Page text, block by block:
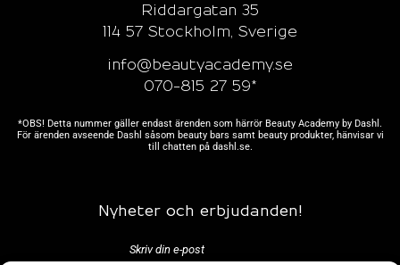
Riddargatan 35
114 57 Stockholm, Sverige
info@beautyacademy.se
070-815 27 59*
*OBS! Detta nummer gäller endast ärenden som härrör Beauty Academy by Dashl.
För ärenden avseende Dashl såsom beauty bars samt beauty produkter, hänvisar vi
till chatten på dashl.se.
Nyheter och erbjudanden!